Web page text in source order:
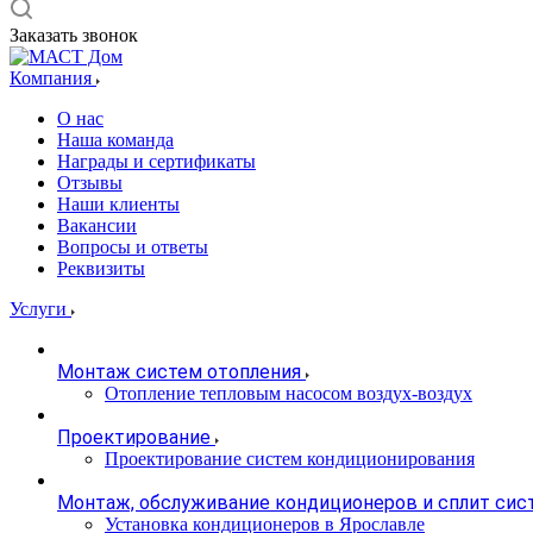
Заказать звонок
Компания
О нас
Наша команда
Награды и сертификаты
Отзывы
Наши клиенты
Вакансии
Вопросы и ответы
Реквизиты
Услуги
Монтаж систем отопления
Отопление тепловым насосом воздух-воздух
Проектирование
Проектирование систем кондиционирования
Монтаж, обслуживание кондиционеров и сплит
Установка кондиционеров в Ярославле